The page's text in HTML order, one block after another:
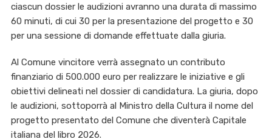
ciascun dossier le audizioni avranno una durata di massimo
60 minuti, di cui 30 per la presentazione del progetto e 30
per una sessione di domande effettuate dalla giuria.
Al Comune vincitore verrà assegnato un contributo
finanziario di 500.000 euro per realizzare le iniziative e gli
obiettivi delineati nel dossier di candidatura. La giuria, dopo
le audizioni, sottoporrà al Ministro della Cultura il nome del
progetto presentato del Comune che diventerà Capitale
italiana del libro 2026.